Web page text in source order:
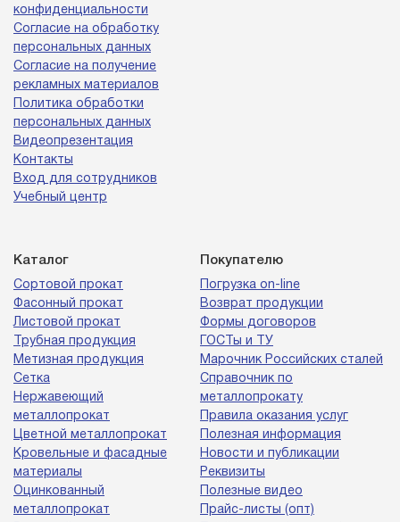
конфиденциальности
Согласие на обработку
персональных данных
Согласие на получение
рекламных материалов
Политика обработки
персональных данных
Видеопрезентация
Контакты
Вход для сотрудников
Учебный центр
Каталог
Сортовой прокат
Фасонный прокат
Листовой прокат
Трубная продукция
Метизная продукция
Сетка
Нержавеющий
металлопрокат
Цветной металлопрокат
Кровельные и фасадные
материалы
Оцинкованный
металлопрокат
Покупателю
Погрузка on-line
Возврат продукции
Формы договоров
ГОСТы и ТУ
Марочник Российских сталей
Справочник по
металлопрокату
Правила оказания услуг
Полезная информация
Новости и публикации
Реквизиты
Полезные видео
Прайс-листы (опт)